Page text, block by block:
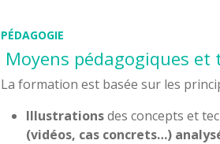
PÉDAGOGIE
Moyens pédagogiques
La formation est basée sur les
Illustrationsdes concepts et
(vidéos, cas concrets…)